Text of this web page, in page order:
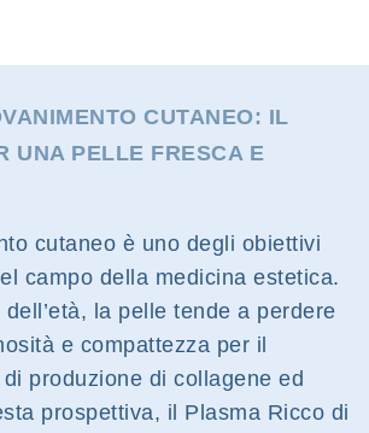
CUTANEO: IL
UNA PELLE FRESCA E
cutaneo è uno degli obiettivi
campo della medicina estetica.
dell’età, la pelle tende a perdere
e compattezza per il
produzione di collagene ed
prospettiva, il Plasma Ricco di